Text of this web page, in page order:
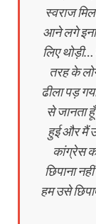
स्वराज
आने लगे
लिए
तरह के
ढीला पड़
से जानता
हुई और मैं
कांग्रेस
छिपाना
हम उसे